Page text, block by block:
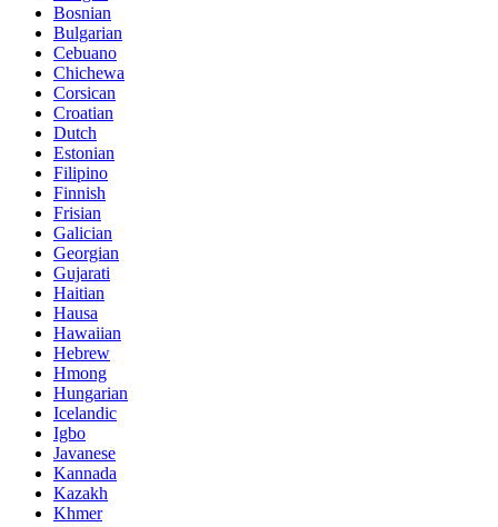
Bosnian
Bulgarian
Cebuano
Chichewa
Corsican
Croatian
Dutch
Estonian
Filipino
Finnish
Frisian
Galician
Georgian
Gujarati
Haitian
Hausa
Hawaiian
Hebrew
Hmong
Hungarian
Icelandic
Igbo
Javanese
Kannada
Kazakh
Khmer